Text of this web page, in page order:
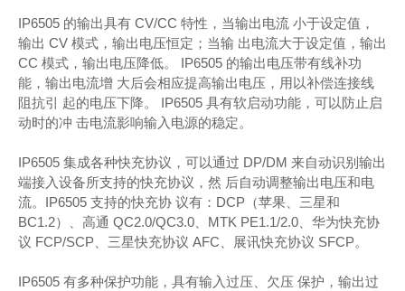
IP6505 的输出具有 CV/CC 特性，当输出电流 小于设定值，
输出 CV 模式，输出电压恒定；当输 出电流大于设定值，输出
CC 模式，输出电压降低。 IP6505 的输出电压带有线补功
能，输出电流增 大后会相应提高输出电压，用以补偿连接线
阻抗引 起的电压下降。 IP6505 具有软启动功能，可以防止启
动时的冲 击电流影响输入电源的稳定。
IP6505 集成各种快充协议，可以通过 DP/DM 来自动识别输出
端接入设备所支持的快充协议，然 后自动调整输出电压和电
流。IP6505 支持的快充协 议有：DCP（苹果、三星和
BC1.2）、高通 QC2.0/QC3.0、MTK PE1.1/2.0、华为快充协
议 FCP/SCP、三星快充协议 AFC、展讯快充协议 SFCP。
IP6505 有多种保护功能，具有输入过压、欠压 保护，输出过